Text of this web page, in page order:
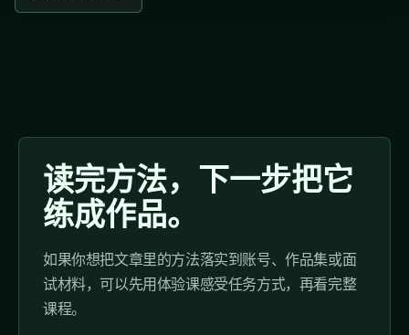
读完方法，下一步把它
练成作品。
如果你想把文章里的方法落实到账号、作品集或面
试材料，可以先用体验课感受任务方式，再看完整
课程。